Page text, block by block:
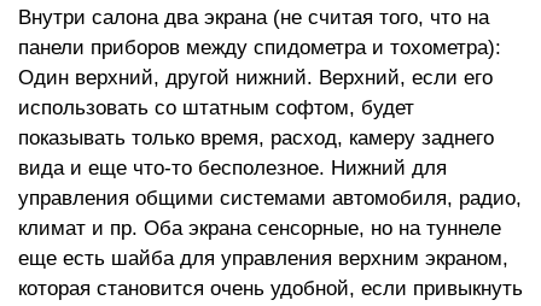
Внутри салона два экрана (не считая того, что на
панели приборов между спидометра и тохометра):
Один верхний, другой нижний. Верхний, если его
использовать со штатным софтом, будет
показывать только время, расход, камеру заднего
вида и еще что-то бесполезное. Нижний для
управления общими системами автомобиля, радио,
климат и пр. Оба экрана сенсорные, но на туннеле
еще есть шайба для управления верхним экраном,
которая становится очень удобной, если привыкнуть